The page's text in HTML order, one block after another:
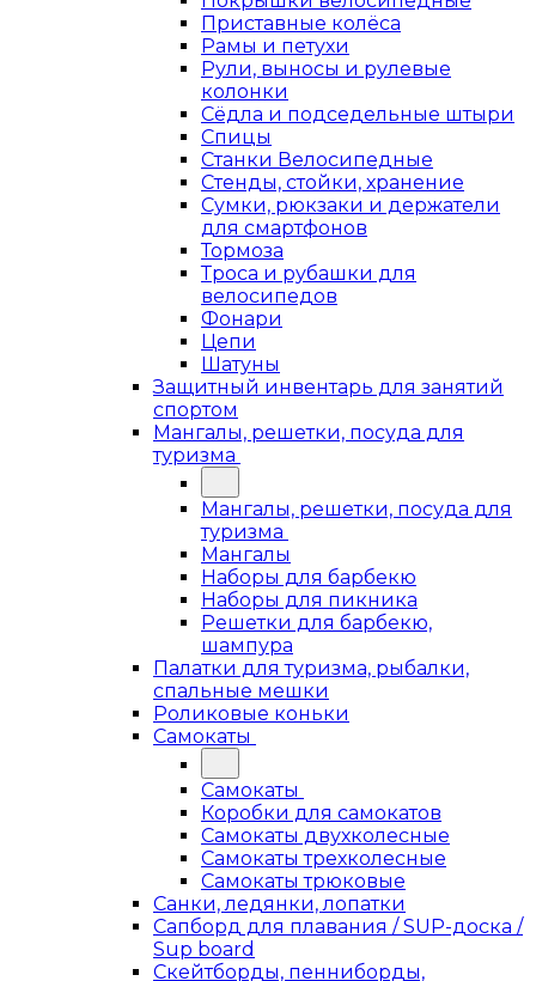
Приставные колёса
Рамы и петухи
Рули, выносы и рулевые
колонки
Сёдла и подседельные штыри
Спицы
Станки Велосипедные
Стенды, стойки, хранение
Сумки, рюкзаки и держатели
для смартфонов
Тормоза
Троса и рубашки для
велосипедов
Фонари
Цепи
Шатуны
Защитный инвентарь для занятий
спортом
Мангалы, решетки, посуда для
туризма
Мангалы, решетки, посуда для
туризма
Мангалы
Наборы для барбекю
Наборы для пикника
Решетки для барбекю,
шампура
Палатки для туризма, рыбалки,
спальные мешки
Роликовые коньки
Самокаты
Самокаты
Коробки для самокатов
Самокаты двухколесные
Самокаты трехколесные
Самокаты трюковые
Санки, ледянки, лопатки
Сапборд для плавания / SUP-доска /
Sup board
Скейтборды, пенниборды,